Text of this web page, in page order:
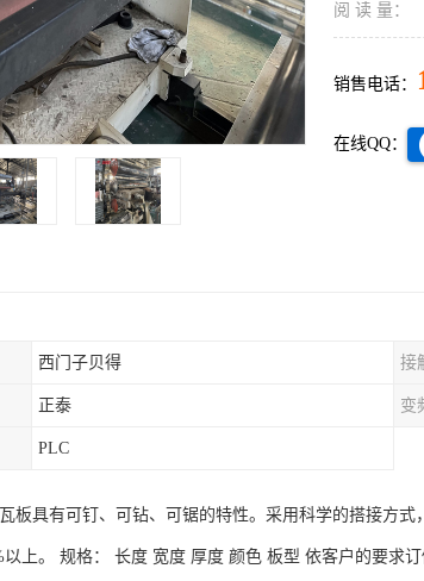
阅 读 量：
销售电话：
在线QQ：
西门子贝得 接
正泰 变
PLC
板具有可钉、可钻、可锯的特性。采用科学的搭接方
上。 规格： 长度 宽度 厚度 颜色 板型 依客户的要求